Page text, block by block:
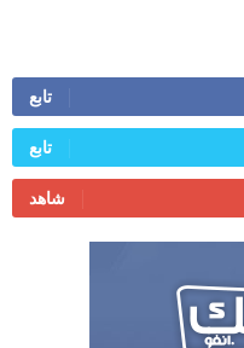
تابع
تابع
شاهد